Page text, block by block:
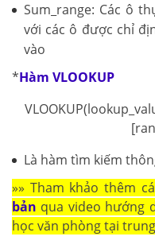
Sum_range: Các ô
với các ô được chỉ
vào
*Hàm VLOOKUP
Là hàm tìm kiếm
»» Tham khảo thêm
bản qua video hướng
học văn phòng tại